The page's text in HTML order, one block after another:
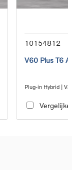
10154812
V60 Plus T6
Plug-in Hybrid |